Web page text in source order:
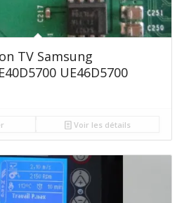
TV Samsung
UE46D5700
Voir les détails